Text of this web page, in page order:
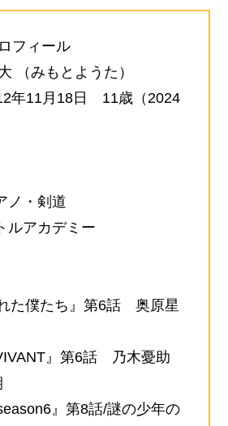
フィール
（みもとようた）
年11月18日 11歳（2024
ノ・剣道
ルアカデミー
た僕たち』第6話 奥原星
』第6話 乃木憂助
』第8話/謎の少年の